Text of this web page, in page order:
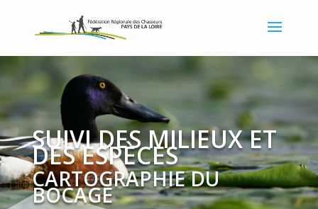
SUIVI DES MILIEUX ET
DES ESPÈCES
CARTOGRAPHIE DU
BOCAGE